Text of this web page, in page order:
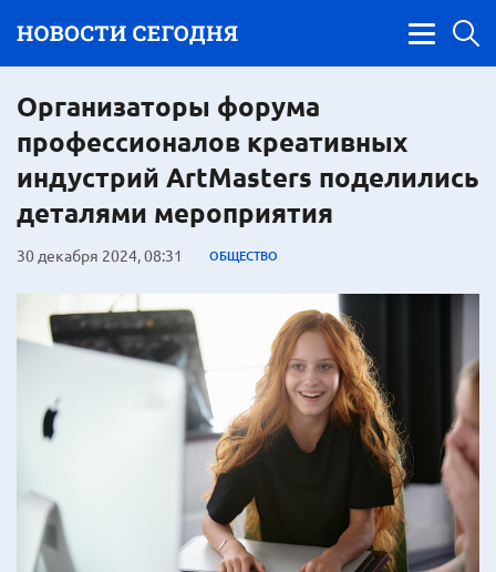
Организаторы форума
профессионалов креативных
индустрий ArtMasters поделились
деталями мероприятия
30 декабря 2024, 08:31 ОБЩЕСТВО